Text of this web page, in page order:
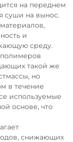
на переднем
суши на вынос.
и
среду.
такой же
но
в течение
используемые
основе, что
снижающих